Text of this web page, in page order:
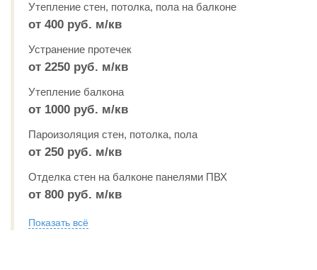
Утепление стен, потолка, пола на балконе
от 400 руб. м/кв
Устранение протечек
от 2250 руб. м/кв
Утепление балкона
от 1000 руб. м/кв
Пароизоляция стен, потолка, пола
от 250 руб. м/кв
Отделка стен на балконе панелями ПВХ
от 800 руб. м/кв
Показать всё